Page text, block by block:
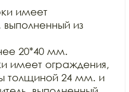
имеет
из
20*40 мм.
имеет ограждения,
толщиной 24 мм. и